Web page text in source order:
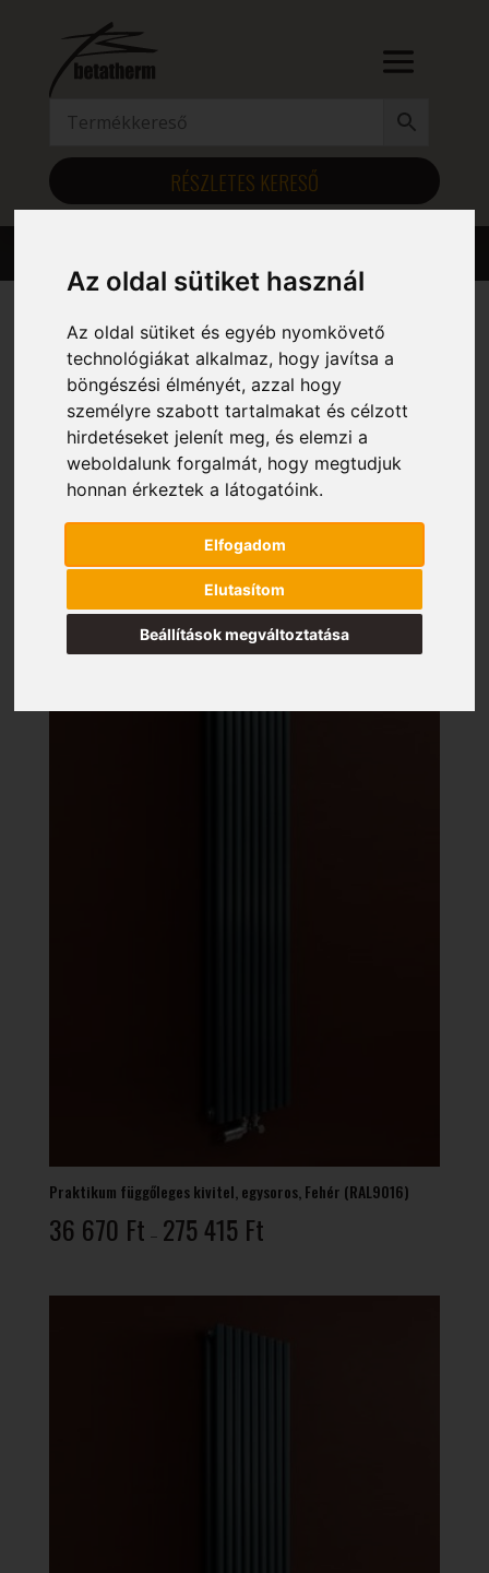
Az oldal sütiket használ
Az oldal sütiket és egyéb nyomkövető
technológiákat alkalmaz, hogy javítsa a
böngészési élményét, azzal hogy
személyre szabott tartalmakat és célzott
hirdetéseket jelenít meg, és elemzi a
weboldalunk forgalmát, hogy megtudjuk
honnan érkeztek a látogatóink.
Elfogadom
Elutasítom
Beállítások megváltoztatása
RÉSZLETES KERESŐ
Kezdőlap/ Szélesség (mm) termék / 235
235
Mind a(z) 6 találat megjelenítve
Praktikum függőleges kivitel, egysoros, Fehér (RAL9016)
36 670 Ft – 275 415 Ft36
-